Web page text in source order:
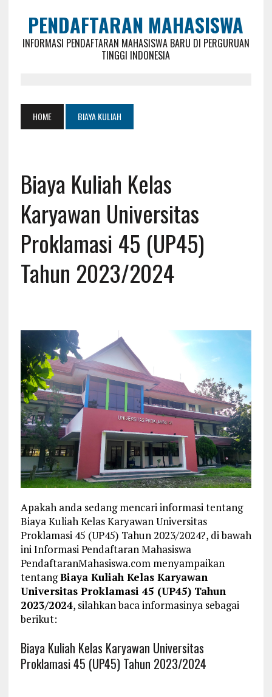
PENDAFTARAN MAHASISWA
INFORMASI PENDAFTARAN MAHASISWA BARU DI PERGURUAN
TINGGI INDONESIA
HOME BIAYA KULIAH
Biaya Kuliah Kelas
Karyawan Universitas
Proklamasi 45 (UP45)
Tahun 2023/2024
Apakah anda sedang mencari informasi tentang
Biaya Kuliah Kelas Karyawan Universitas
Proklamasi 45 (UP45) Tahun 2023/2024?, di bawah
ini Informasi Pendaftaran Mahasiswa
PendaftaranMahasiswa.com menyampaikan
tentangBiaya Kuliah Kelas Karyawan
Universitas Proklamasi 45 (UP45) Tahun
2023/2024, silahkan baca informasinya sebagai
berikut:
Biaya Kuliah Kelas Karyawan Universitas
Proklamasi 45 (UP45) Tahun 2023/2024